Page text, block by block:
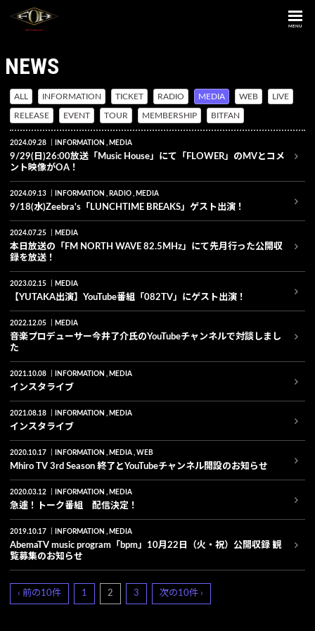
MENU
NEWS
ALL INFORMATION TICKET RADIO MEDIA WEB LIVE
RELEASE EVENT TOUR MEMBERSHIP BITFAN
2024.09.28 INFORMATION MEDIA
9/29(日)26:00放送「Music House」にて「FLOWER」のMVとコメ
ント映像がOA！
2024.09.13 INFORMATION RADIO MEDIA
9/18(水)Zeebra's「LUNCHTIME BREAKS」ゲスト出演！
2024.07.25 MEDIA
本日放送の「FM NORTH WAVE 82.5MHz」にて先月行った公開収
録を放送！
2023.02.15 MEDIA
【YUTAKA出演】YouTube番組「082TV」にゲスト出演！
2022.12.05 MEDIA
音楽プロデューサー今井了介氏のYouTubeチャンネルで対談しまし
た
2021.10.08 INFORMATION MEDIA
インスタライブ
2021.08.18 INFORMATION MEDIA
インスタライブ
2020.10.17 INFORMATION MEDIA WEB
Mhiro TV 3rd Season 終了とYouTubeチャンネル開設のお知らせ
2020.03.12 INFORMATION MEDIA
急遽！トーク番組 配信決定！
2019.10.17 INFORMATION MEDIA
AbemaTV music program「bpm」10月22日（火・祝）公開収録 観
覧募集のお知らせ
‹ 前の10件 1 2 3 次の10件 ›